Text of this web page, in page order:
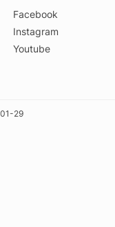
Facebook
Instagram
Youtube
29